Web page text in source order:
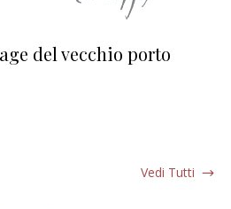
del vecchio porto
Vedi Tutti